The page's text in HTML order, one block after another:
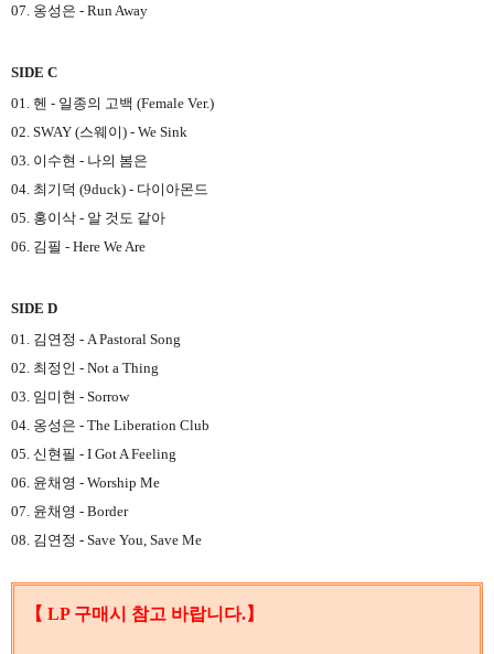
07. 옹성은 - Run Away
SIDE C
01. 헨 - 일종의 고백 (Female Ver.)
02. SWAY (스웨이) - We Sink
03. 이수현 - 나의 봄은
04. 최기덕 (9duck) - 다이아몬드
05. 홍이삭 - 알 것도 같아
06. 김필 - Here We Are
SIDE D
01. 김연정 - A Pastoral Song
02. 최정인 - Not a Thing
03. 임미현 - Sorrow
04. 옹성은 - The Liberation Club
05. 신현필 - I Got A Feeling
06. 윤채영 - Worship Me
07. 윤채영 - Border
08. 김연정 - Save You, Save Me
【 LP 구매시 참고 바랍니다.】